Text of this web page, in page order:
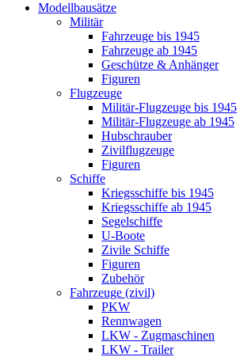
Modellbausätze
Militär
Fahrzeuge bis 1945
Fahrzeuge ab 1945
Geschütze & Anhänger
Figuren
Flugzeuge
Militär-Flugzeuge bis 1945
Militär-Flugzeuge ab 1945
Hubschrauber
Zivilflugzeuge
Figuren
Schiffe
Kriegsschiffe bis 1945
Kriegsschiffe ab 1945
Segelschiffe
U-Boote
Zivile Schiffe
Figuren
Zubehör
Fahrzeuge (zivil)
PKW
Rennwagen
LKW - Zugmaschinen
LKW - Trailer